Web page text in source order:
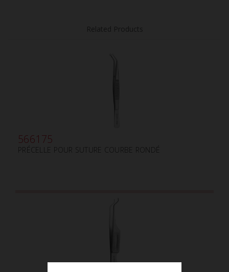
566175
PRÉCELLE POUR SUTURE COURBE RONDÉ